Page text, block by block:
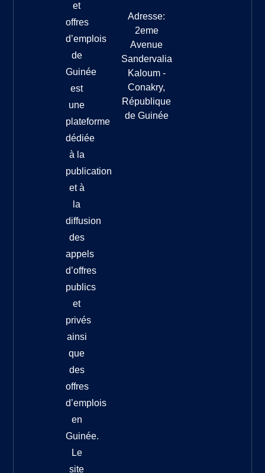
et
offres
d’emplois
de
Guinée
est
une
plateforme
dédiée
à la
publication
et à
la
diffusion
des
appels
d’offres
publics
et
privés
ainsi
que
des
offres
d’emplois
en
Guinée.
Le
site
Adresse:
2eme
Avenue
Sandervalia
Kaloum -
Conakry,
République
de Guinée